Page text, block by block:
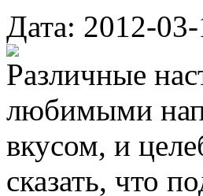
Дата: 2012-
Различные
любимыми
вкусом, и
сказать, что